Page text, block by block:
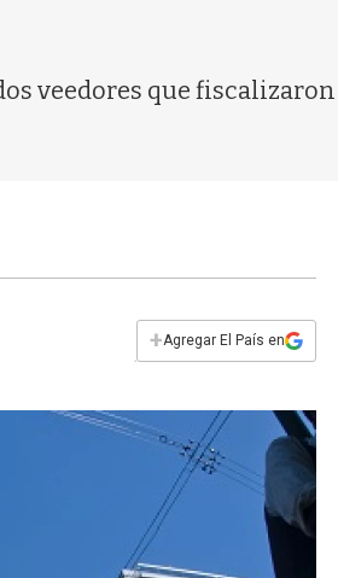
veedores que
+Agregar El País en